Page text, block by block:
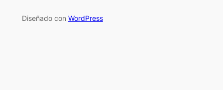
Diseñado con WordPress